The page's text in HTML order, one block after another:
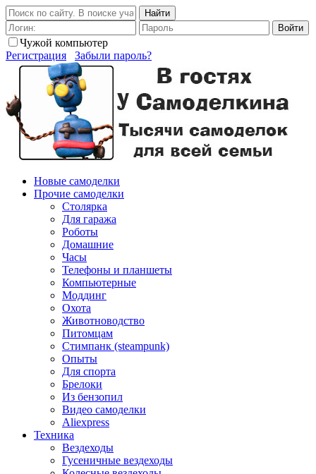
Найти
Войти
Чужой компьютер
Регистрация
Забыли пароль?
Новые самоделки
Прочие самоделки
Столярка
Для гаража
Роботы
Домашние
Часы
Телефоны и планшеты
Компьютерные
Моддинг
Охота
Животноводство
Питомцам
Стимпанк (steampunk)
Опыты
Для спорта
Брелоки
Из бензопил
Видео самоделки
Aliexpress
Техника
Вездеходы
Гусеничные вездеходы